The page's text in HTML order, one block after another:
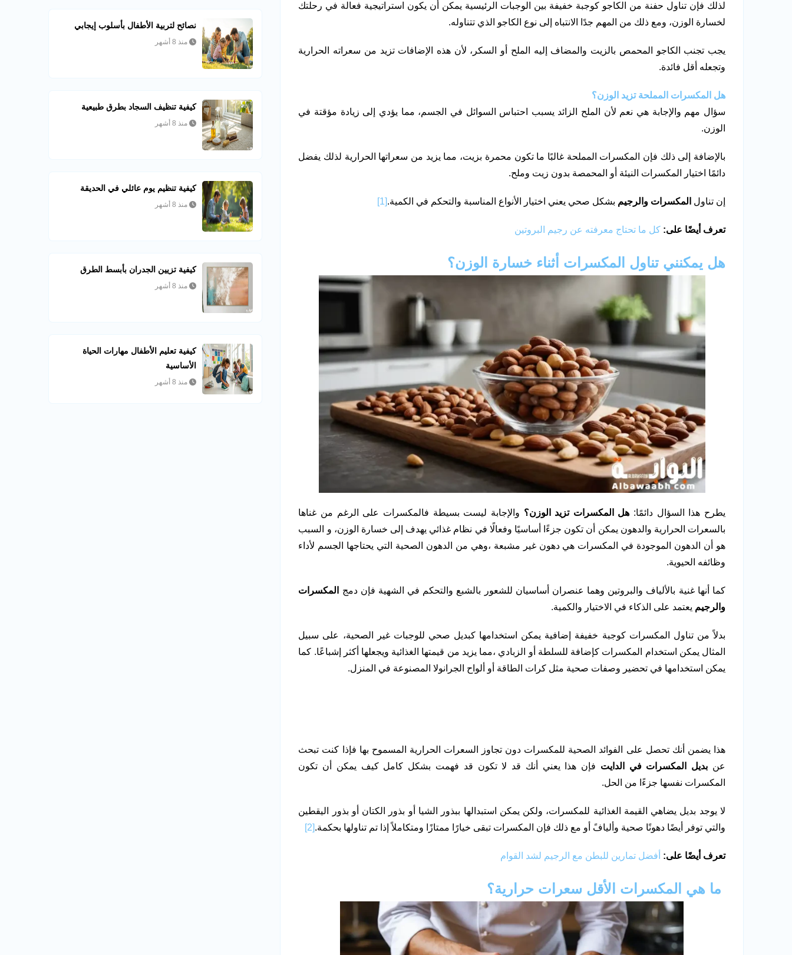
لذلك فإن تناول حفنة من الكاجو كوجبة خفيفة بين الوجبات الرئيسية يمكن أن يكون استراتيجية فعالة في رحلتك
لخسارة الوزن، ومع ذلك من المهم جدًا الانتباه إلى نوع الكاجو الذي تتناوله.
يجب تجنب الكاجو المحمص بالزيت والمضاف إليه الملح أو السكر، لأن هذه الإضافات تزيد من سعراته الحرارية
وتجعله أقل فائدة.
هل المكسرات المملحة تزيد الوزن؟
سؤال مهم والإجابة هي نعم لأن الملح الزائد يسبب احتباس السوائل في الجسم، مما يؤدي إلى زيادة مؤقتة في
الوزن.
بالإضافة إلى ذلك فإن المكسرات المملحة غالبًا ما تكون محمرة بزيت، مما يزيد من سعراتها الحرارية لذلك يفضل
دائمًا اختيار المكسرات النيئة أو المحمصة بدون زيت وملح.
إن تناول المكسرات والرجيم بشكل صحي يعني اختيار الأنواع المناسبة والتحكم في الكمية.[1]
تعرف أيضًا على: كل ما تحتاج معرفته عن رجيم البروتين
هل يمكنني تناول المكسرات أثناء خسارة الوزن؟
يطرح هذا السؤال دائمًا: هل المكسرات تزيد الوزن؟ والإجابة ليست بسيطة فالمكسرات على الرغم من غناها
بالسعرات الحرارية والدهون يمكن أن تكون جزءًا أساسيًا وفعالًا في نظام غذائي يهدف إلى خسارة الوزن، و السبب
هو أن الدهون الموجودة في المكسرات هي دهون غير مشبعة ،وهي من الدهون الصحية التي يحتاجها الجسم لأداء
وظائفه الحيوية.
كما أنها غنية بالألياف والبروتين وهما عنصران أساسيان للشعور بالشبع والتحكم في الشهية فإن دمج
المكسرات
والرجيم يعتمد على الذكاء في الاختيار والكمية.
بدلاً من تناول المكسرات كوجبة خفيفة إضافية يمكن استخدامها كبديل صحي للوجبات غير الصحية، على سبيل
المثال يمكن استخدام المكسرات كإضافة للسلطة أو الزبادي ،مما يزيد من قيمتها الغذائية ويجعلها أكثر إشباعًا. كما
يمكن استخدامها في تحضير وصفات صحية مثل كرات الطاقة أو ألواح الجرانولا المصنوعة في المنزل.
هذا يضمن أنك تحصل على الفوائد الصحية للمكسرات دون تجاوز السعرات الحرارية المسموح بها فإذا كنت تبحث
عن بديل المكسرات في الدايت فإن هذا يعني أنك قد لا تكون قد فهمت بشكل كامل كيف يمكن أن تكون
المكسرات نفسها جزءًا من الحل.
لا يوجد بديل يضاهي القيمة الغذائية للمكسرات، ولكن يمكن استبدالها ببذور الشيا أو بذور الكتان أو بذور اليقطين
والتي توفر أيضًا دهونًا صحية وأليافً أو مع ذلك فإن المكسرات تبقى خيارًا ممتازًا ومتكاملاً إذا تم تناولها بحكمة.[2]
تعرف أيضًا على: أفضل تمارين للبطن مع الرجيم لشد القوام
ما هي المكسرات الأقل سعرات حرارية؟
نصائح لتربية الأطفال بأسلوب إيجابي
منذ 8 أشهر
كيفية تنظيف السجاد بطرق طبيعية
منذ 8 أشهر
كيفية تنظيم يوم عائلي في الحديقة
منذ 8 أشهر
كيفية تزيين الجدران بأبسط الطرق
منذ 8 أشهر
كيفية تعليم الأطفال مهارات الحياة
الأساسية
منذ 8 أشهر